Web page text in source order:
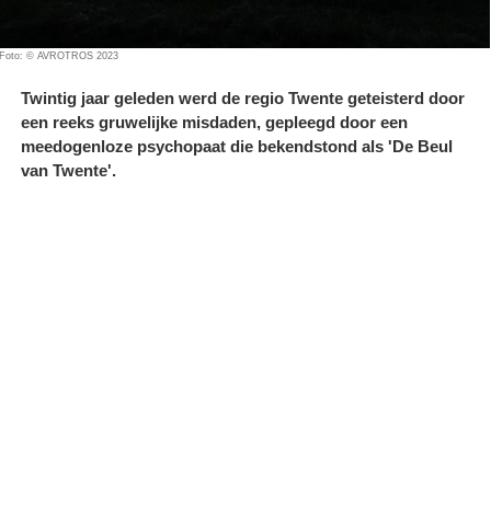
Foto: © AVROTROS 2023
Twintig jaar geleden werd de regio Twente geteisterd door
een reeks gruwelijke misdaden, gepleegd door een
meedogenloze psychopaat die bekendstond als 'De Beul
van Twente'.